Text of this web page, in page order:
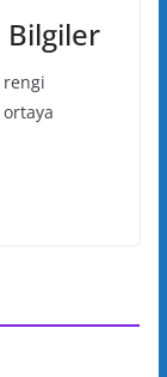
Bilgiler
rengi